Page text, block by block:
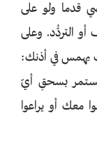
قدما ولو على
التردُّد. وعلى
يهمس في أذنك:
تستمر بسحقِ أيّ
معك أو يراعوا